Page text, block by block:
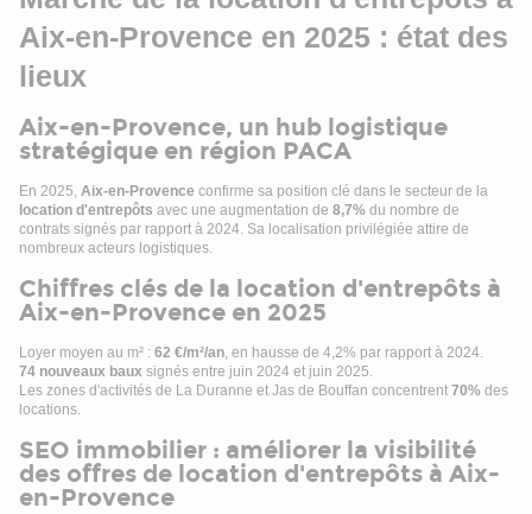
Aix-en-Provence en 2025 : état des
lieux
Aix-en-Provence, un hub logistique
stratégique en région PACA
En 2025, Aix-en-Provence confirme sa position clé dans le secteur de la
location d'entrepôts avec une augmentation de 8,7% du nombre de
contrats signés par rapport à 2024. Sa localisation privilégiée attire de
nombreux acteurs logistiques.
Chiffres clés de la location d'entrepôts à
Aix-en-Provence en 2025
Loyer moyen au m² : 62 €/m²/an, en hausse de 4,2% par rapport à 2024.
74 nouveaux baux signés entre juin 2024 et juin 2025.
Les zones d'activités de La Duranne et Jas de Bouffan concentrent 70% des
locations.
SEO immobilier : améliorer la visibilité
des offres de location d'entrepôts à Aix-
en-Provence